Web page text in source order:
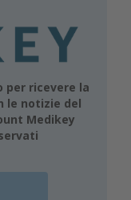
ricevere la
le notizie del
Medikey